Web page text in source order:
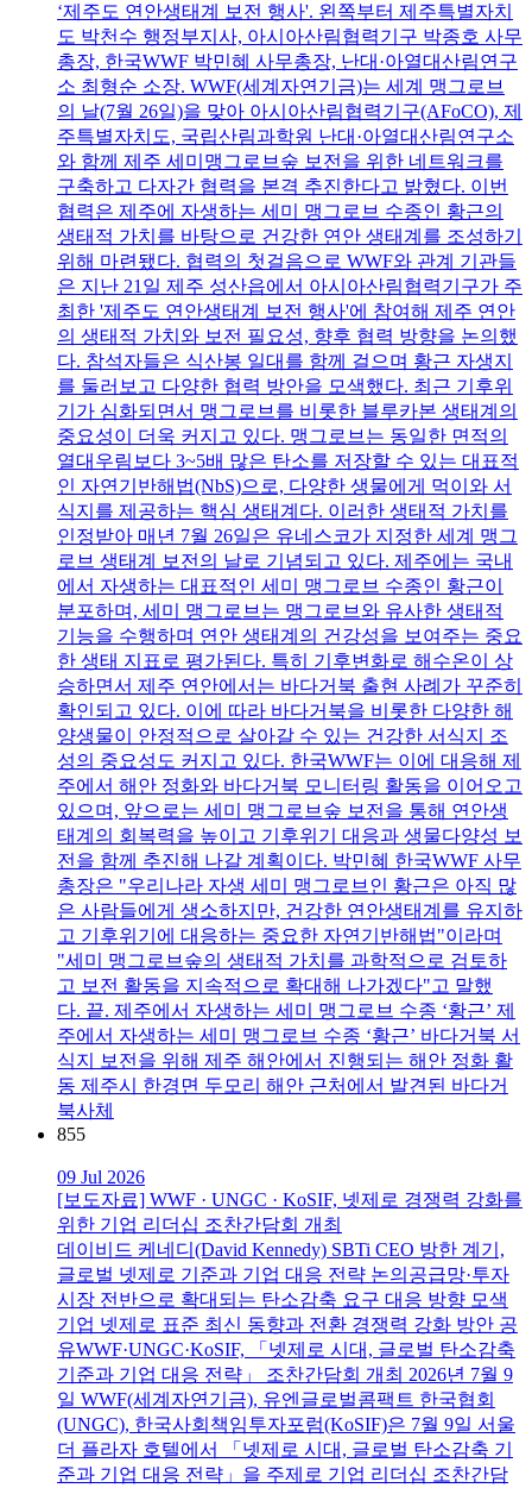
‘제주도 연안생태계 보전 행사'. 왼쪽부터 제주특별자치
도 박천수 행정부지사, 아시아산림협력기구 박종호 사무
총장, 한국WWF 박민혜 사무총장, 난대·아열대산림연구
소 최형순 소장. WWF(세계자연기금)는 세계 맹그로브
의 날(7월 26일)을 맞아 아시아산림협력기구(AFoCO), 제
주특별자치도, 국립산림과학원 난대·아열대산림연구소
와 함께 제주 세미맹그로브숲 보전을 위한 네트워크를
구축하고 다자간 협력을 본격 추진한다고 밝혔다. 이번
협력은 제주에 자생하는 세미 맹그로브 수종인 황근의
생태적 가치를 바탕으로 건강한 연안 생태계를 조성하기
위해 마련됐다. 협력의 첫걸음으로 WWF와 관계 기관들
은 지난 21일 제주 성산읍에서 아시아산림협력기구가 주
최한 '제주도 연안생태계 보전 행사'에 참여해 제주 연안
의 생태적 가치와 보전 필요성, 향후 협력 방향을 논의했
다. 참석자들은 식산봉 일대를 함께 걸으며 황근 자생지
를 둘러보고 다양한 협력 방안을 모색했다. 최근 기후위
기가 심화되면서 맹그로브를 비롯한 블루카본 생태계의
중요성이 더욱 커지고 있다. 맹그로브는 동일한 면적의
열대우림보다 3~5배 많은 탄소를 저장할 수 있는 대표적
인 자연기반해법(NbS)으로, 다양한 생물에게 먹이와 서
식지를 제공하는 핵심 생태계다. 이러한 생태적 가치를
인정받아 매년 7월 26일은 유네스코가 지정한 세계 맹그
로브 생태계 보전의 날로 기념되고 있다. 제주에는 국내
에서 자생하는 대표적인 세미 맹그로브 수종인 황근이
분포하며, 세미 맹그로브는 맹그로브와 유사한 생태적
기능을 수행하며 연안 생태계의 건강성을 보여주는 중요
한 생태 지표로 평가된다. 특히 기후변화로 해수온이 상
승하면서 제주 연안에서는 바다거북 출현 사례가 꾸준히
확인되고 있다. 이에 따라 바다거북을 비롯한 다양한 해
양생물이 안정적으로 살아갈 수 있는 건강한 서식지 조
성의 중요성도 커지고 있다. 한국WWF는 이에 대응해 제
주에서 해안 정화와 바다거북 모니터링 활동을 이어오고
있으며, 앞으로는 세미 맹그로브숲 보전을 통해 연안생
태계의 회복력을 높이고 기후위기 대응과 생물다양성 보
전을 함께 추진해 나갈 계획이다. 박민혜 한국WWF 사무
총장은 "우리나라 자생 세미 맹그로브인 황근은 아직 많
은 사람들에게 생소하지만, 건강한 연안생태계를 유지하
고 기후위기에 대응하는 중요한 자연기반해법"이라며
"세미 맹그로브숲의 생태적 가치를 과학적으로 검토하
고 보전 활동을 지속적으로 확대해 나가겠다"고 말했
다. 끝. 제주에서 자생하는 세미 맹그로브 수종 ‘황근’ 제
주에서 자생하는 세미 맹그로브 수종 ‘황근’ 바다거북 서
식지 보전을 위해 제주 해안에서 진행되는 해안 정화 활
동 제주시 한경면 두모리 해안 근처에서 발견된 바다거
북사체
855
09 Jul 2026
[보도자료] WWF · UNGC · KoSIF, 넷제로 경쟁력 강화를
위한 기업 리더십 조찬간담회 개최
데이비드 케네디(David Kennedy) SBTi CEO 방한 계기,
글로벌 넷제로 기준과 기업 대응 전략 논의공급망·투자
시장 전반으로 확대되는 탄소감축 요구 대응 방향 모색
기업 넷제로 표준 최신 동향과 전환 경쟁력 강화 방안 공
유WWF·UNGC·KoSIF, 「넷제로 시대, 글로벌 탄소감축
기준과 기업 대응 전략」 조찬간담회 개최 2026년 7월 9
일 WWF(세계자연기금), 유엔글로벌콤팩트 한국협회
(UNGC), 한국사회책임투자포럼(KoSIF)은 7월 9일 서울
더 플라자 호텔에서 「넷제로 시대, 글로벌 탄소감축 기
준과 기업 대응 전략」을 주제로 기업 리더십 조찬간담